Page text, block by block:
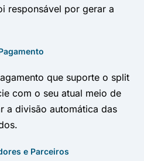
responsável por gerar a
que suporte o split
com o seu atual meio de
a divisão automática das
e Parceiros